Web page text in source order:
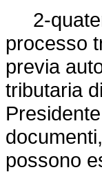
2-
processo
previa
tributaria
possono